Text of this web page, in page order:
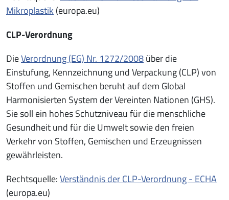
Mikroplastik (europa.eu)
CLP-Verordnung
DieVerordnung (EG) Nr. 1272/2008über die
Einstufung, Kennzeichnung und Verpackung (CLP) von
Stoffen und Gemischen beruht auf dem Global
Harmonisierten System der Vereinten Nationen (GHS).
Sie soll ein hohes Schutzniveau für die menschliche
Gesundheit und für die Umwelt sowie den freien
Verkehr von Stoffen, Gemischen und Erzeugnissen
gewährleisten.
Rechtsquelle:Verständnis der CLP-Verordnung - ECHA
(europa.eu)